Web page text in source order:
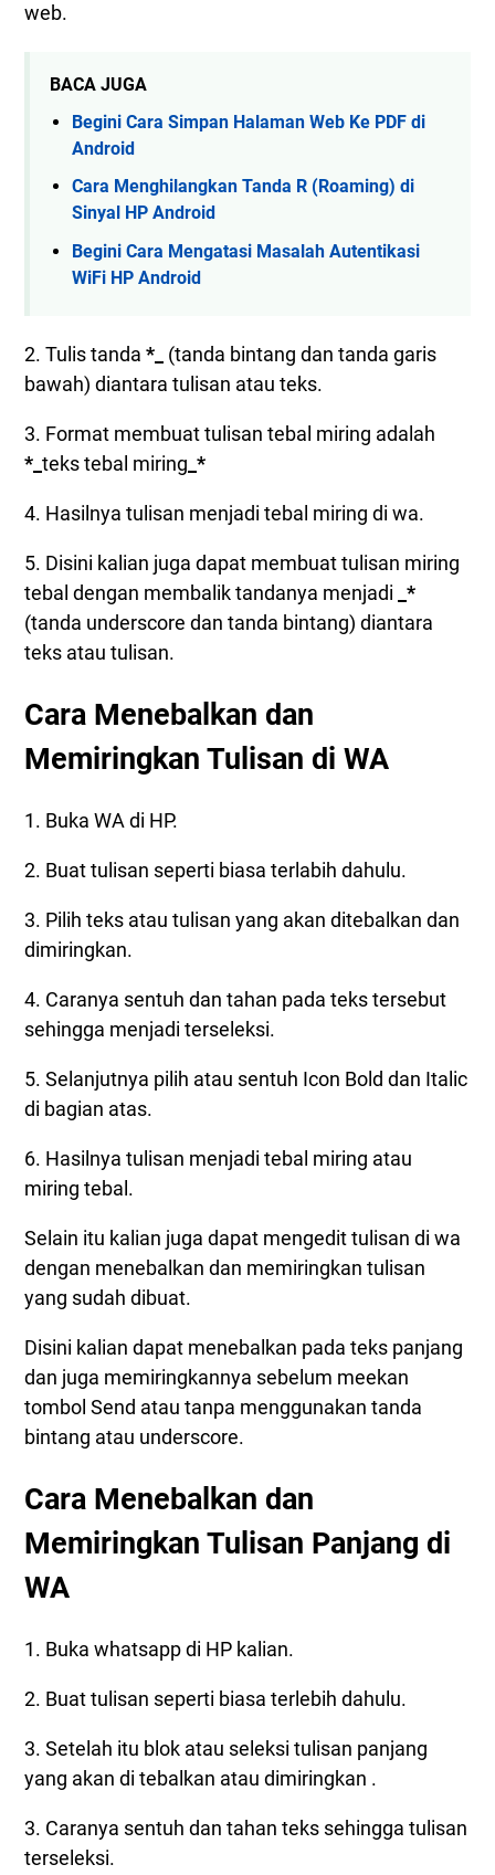
web.
BACA JUGA
Begini Cara Simpan Halaman Web Ke PDF di
Android
Cara Menghilangkan Tanda R (Roaming) di
Sinyal HP Android
Begini Cara Mengatasi Masalah Autentikasi
WiFi HP Android
2. Tulis tanda *_
(tanda bintang dan tanda garis
bawah) diantara tulisan atau teks.
3. Format membuat tulisan tebal miring adalah
*_ teks tebal miring _*
4. Hasilnya tulisan menjadi tebal miring di wa.
5. Disini kalian juga dapat membuat tulisan miring
tebal dengan membalik tandanya menjadi
_*
(tanda underscore dan tanda bintang) diantara
teks atau tulisan.
Cara Menebalkan dan
Memiringkan Tulisan di WA
1. Buka WA di HP.
2. Buat tulisan seperti biasa terlabih dahulu.
3. Pilih teks atau tulisan yang akan ditebalkan dan
dimiringkan.
4. Caranya sentuh dan tahan pada teks tersebut
sehingga menjadi terseleksi.
5. Selanjutnya pilih atau sentuh Icon Bold dan Italic
di bagian atas.
6. Hasilnya tulisan menjadi tebal miring atau
miring tebal.
Selain itu kalian juga dapat mengedit tulisan di wa
dengan menebalkan dan memiringkan tulisan
yang sudah dibuat.
Disini kalian dapat menebalkan pada teks panjang
dan juga memiringkannya sebelum meekan
tombol Send atau tanpa menggunakan tanda
bintang atau underscore.
Cara Menebalkan dan
Memiringkan Tulisan Panjang di
WA
1. Buka whatsapp di HP kalian.
2. Buat tulisan seperti biasa terlebih dahulu.
3. Setelah itu blok atau seleksi tulisan panjang
yang akan di tebalkan atau dimiringkan .
3. Caranya sentuh dan tahan teks sehingga tulisan
terseleksi.